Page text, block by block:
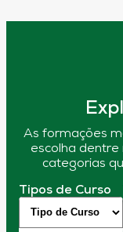
As formações
escolha dentre
categorias
Tipos de Curso